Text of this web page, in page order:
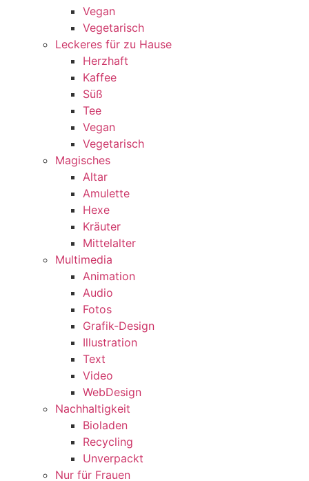
Vegan
Vegetarisch
Leckeres für zu Hause
Herzhaft
Kaffee
Süß
Tee
Vegan
Vegetarisch
Magisches
Altar
Amulette
Hexe
Kräuter
Mittelalter
Multimedia
Animation
Audio
Fotos
Grafik-Design
Illustration
Text
Video
WebDesign
Nachhaltigkeit
Bioladen
Recycling
Unverpackt
Nur für Frauen